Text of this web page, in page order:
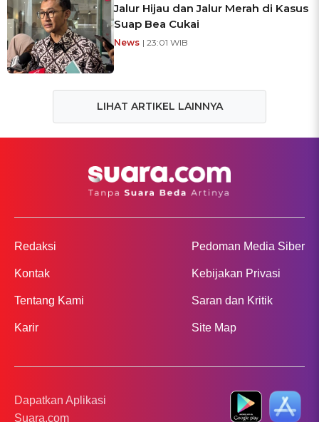
Jalur Hijau dan Jalur Merah di Kasus
Suap Bea Cukai
News | 23:01 WIB
LIHAT ARTIKEL LAINNYA
Redaksi
Kontak
Tentang Kami
Karir
Pedoman Media Siber
Kebijakan Privasi
Saran dan Kritik
Site Map
Dapatkan Aplikasi
Suara.com